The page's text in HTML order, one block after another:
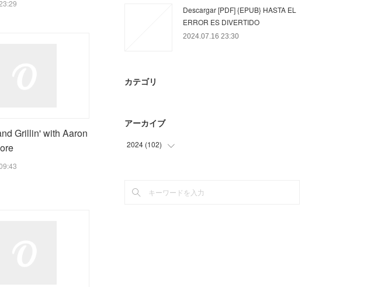
Grillin' with Aaron
Descargar [PDF] {EPUB} HASTA EL
ERROR ES DIVERTIDO
2024.07.16 23:30
カテゴリ
アーカイブ
2024 (102)